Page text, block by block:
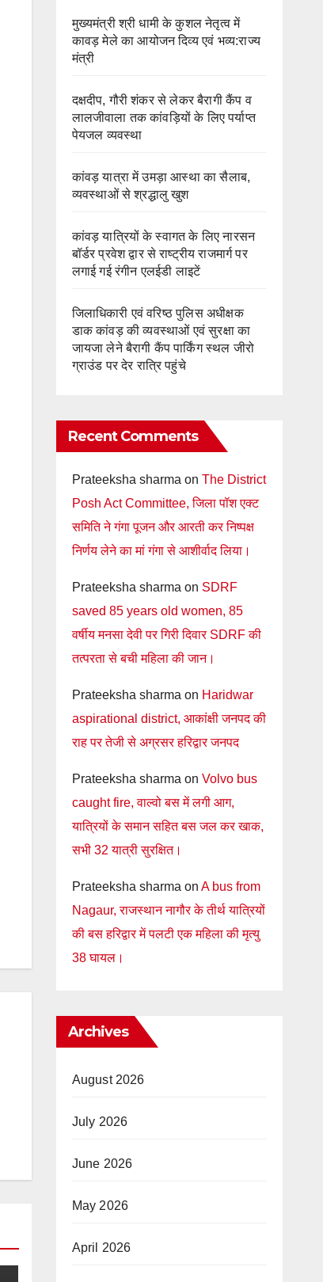
मुख्यमंत्री श्री धामी के कुशल नेतृत्व में
कावड़ मेले का आयोजन दिव्य एवं भव्य:राज्य
मंत्री
दक्षदीप, गौरी शंकर से लेकर बैरागी कैंप व
लालजीवाला तक कांवड़ियों के लिए पर्याप्त
पेयजल व्यवस्था
कांवड़ यात्रा में उमड़ा आस्था का सैलाब,
व्यवस्थाओं से श्रद्धालु खुश
कांवड़ यात्रियों के स्वागत के लिए नारसन
बॉर्डर प्रवेश द्वार से राष्ट्रीय राजमार्ग पर
लगाई गई रंगीन एलईडी लाइटें
जिलाधिकारी एवं वरिष्ठ पुलिस अधीक्षक
डाक कांवड़ की व्यवस्थाओं एवं सुरक्षा का
जायजा लेने बैरागी कैंप पार्किंग स्थल जीरो
ग्राउंड पर देर रात्रि पहुंचे
Recent Comments
Prateeksha sharma on The District
Posh Act Committee, जिला पॉश एक्ट
समिति ने गंगा पूजन और आरती कर निष्पक्ष
निर्णय लेने का मां गंगा से आशीर्वाद लिया।
Prateeksha sharma on SDRF
saved 85 years old women, 85
वर्षीय मनसा देवी पर गिरी दिवार SDRF की
तत्परता से बची महिला की जान।
Prateeksha sharma on Haridwar
aspirational district, आकांक्षी जनपद की
राह पर तेजी से अग्रसर हरिद्वार जनपद
Prateeksha sharma on Volvo bus
caught fire, वाल्वो बस में लगी आग,
यात्रियों के समान सहित बस जल कर खाक,
सभी 32 यात्री सुरक्षित।
Prateeksha sharma on A bus from
Nagaur, राजस्थान नागौर के तीर्थ यात्रियों
की बस हरिद्वार में पलटी एक महिला की मृत्यु
38 घायल।
Archives
August 2026
July 2026
June 2026
May 2026
April 2026